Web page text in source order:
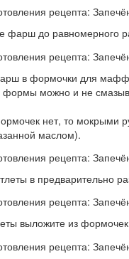
фарш до равномерного
в формочки для
формы можно и не
нет, то мокрыми
маслом).
в предварительно
выложите из